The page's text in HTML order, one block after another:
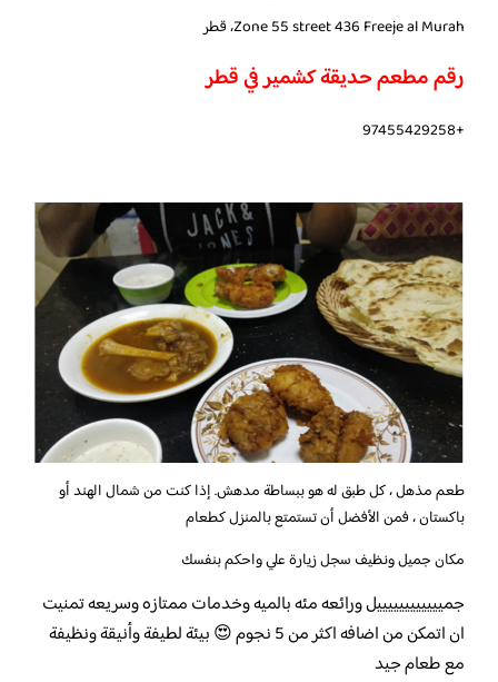
Zone 55 street 436 Freeje al Murah، قطر
رقم مطعم حديقة كشمير في قطر
+97455429258
طعم مذهل ، كل طبق له هو ببساطة مدهش. إذا كنت من شمال الهند أو
باكستان ، فمن الأفضل أن تستمتع بالمنزل كطعام
مكان جميل ونظيف سجل زيارة علي واحكم بنفسك
جمييييييييييييل ورائعه مئه بالميه وخدمات ممتازه وسريعه تمنيت
ان اتمكن من اضافه اكثر من 5 نجوم 😍 بيئة لطيفة وأنيقة ونظيفة
مع طعام جيد